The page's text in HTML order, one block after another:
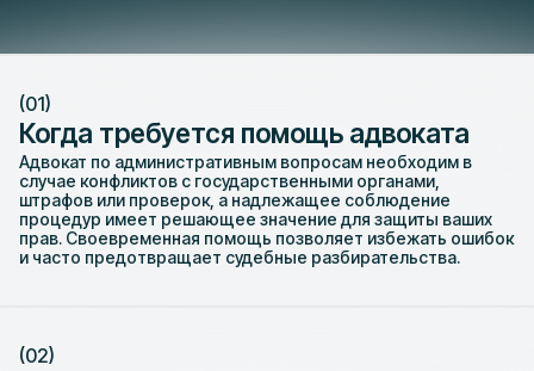
(01)
Когда требуется помощь адвоката
Адвокат по административным вопросам необходим в
случае конфликтов с государственными органами,
штрафов или проверок, а надлежащее соблюдение
процедур имеет решающее значение для защиты ваших
прав. Своевременная помощь позволяет избежать ошибок
и часто предотвращает судебные разбирательства.
(02)